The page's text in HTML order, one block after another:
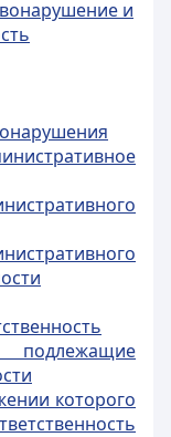
и
которого